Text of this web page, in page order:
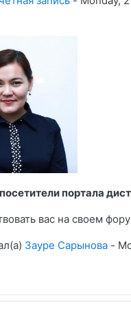
портала
вас на своем
Зауре Сарынова -